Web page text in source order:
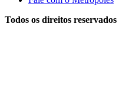
Todos os direitos reservados